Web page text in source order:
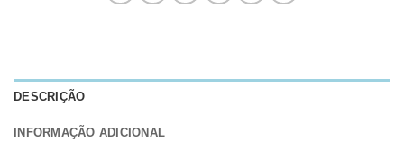
DESCRIÇÃO
INFORMAÇÃO ADICIONAL